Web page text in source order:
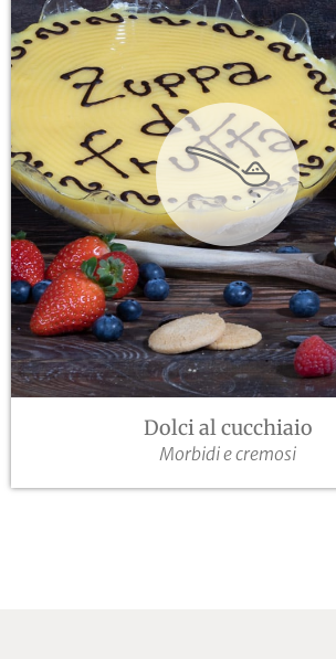
Dolci al cucchiaio
Morbidi e cremosi